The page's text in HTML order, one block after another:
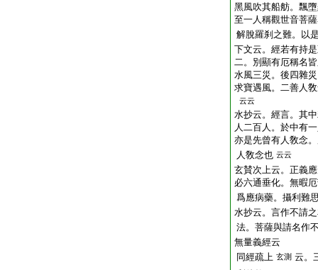
黑風吹其船舫。飄
至一人稱觀世音菩
解脫羅刹之難。以
下文云。經若有持
二。別顯有厄稱名
水風三災。後四雜
求寶遇風。二善人
云云
水抄云。經言。其
人二百人。於中有
亦是先曾有人敎念
人敎念也 云云
玄賛次上云。正義
必六通垂化。無暇
爲應病藥。攝利難
水抄云。言作不請
法。菩薩與請名作
無量義經云
同經疏上 玄測 云。